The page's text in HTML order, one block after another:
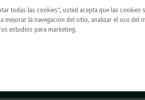
esta página web es la única oficial del real betis
todas las cookies”, usted acepta que las cookies
mejorar la navegación del sitio, analizar el uso del
estudios para marketing.